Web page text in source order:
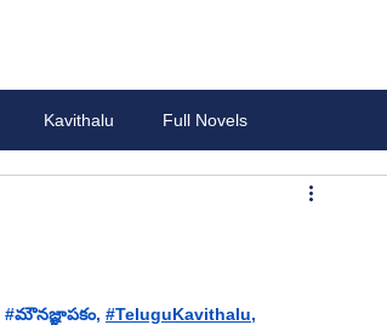
Kavithalu Full Novels
#మౌనజ్ఞాపకం​, #TeluguKavithalu,